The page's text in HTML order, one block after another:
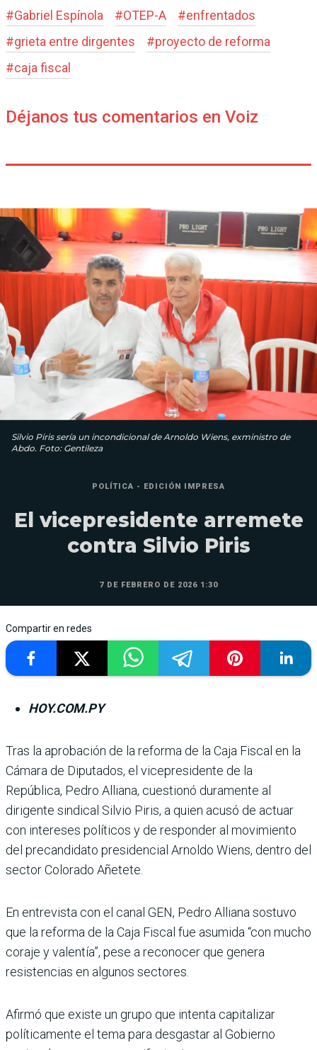
#Gabriel Espínola #OTEP-A #enfrentados
#grieta entre dirgentes #proyecto de reforma
#caja fiscal
Déjanos tus comentarios en Voiz
Silvio Piris sería un incondicional de Arnoldo Wiens, exministro de
Abdo. Foto: Gentileza
POLÍTICA - EDICIÓN IMPRESA
El vicepresidente arremete
contra Silvio Piris
7 DE FEBRERO DE 2026 1:30
Compartir en redes
HOY.COM.PY
Tras la aprobación de la reforma de la Caja Fiscal en la
Cámara de Diputados, el vicepresidente de la
República, Pedro Alliana, cuestionó duramente al
dirigente sindical Silvio Piris, a quien acusó de actuar
con intereses políticos y de responder al movimiento
del precandidato presidencial Arnoldo Wiens, dentro del
sector Colorado Añetete.
En entrevista con el canal GEN, Pedro Alliana sostuvo
que la reforma de la Caja Fiscal fue asumida “con mucho
coraje y valentía”, pese a reconocer que genera
resistencias en algunos sectores.
Afirmó que existe un grupo que intenta capitalizar
políticamente el tema para desgastar al Gobierno